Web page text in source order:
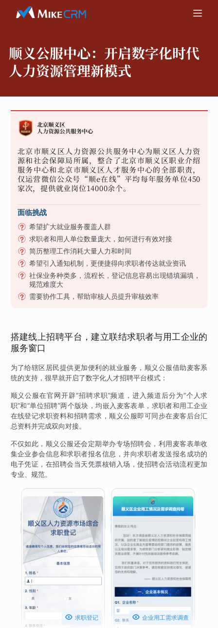
顺义公服中心： 开启数字化时代
人力资源管理新模式
北京市顺义区人力资源公共服务中心为顺义区人力资
源和社会保障局所属，整合了北京市顺义区职业介绍
服务中心和北京市顺义区人才服务中心的全部职责，
仅运营微信公众号“顺e在线”平均每年服务单位450
家次，提供就业岗位14000余个。
面临挑战
希望扩大就业服务覆盖人群
求职者和用人单位数量庞大，如何进行有效对接
简历整理工作消耗大量人力和时间
希望引入通知机制，更便捷得向求职者传达就业资讯
社保业务种类多，流程长，登记信息容易出现错填漏填，
规范难度大
需要协作工具，帮助审核人员提升审核效率
搭建线上招聘平台，建立联结求职者与用工企业的
服务窗口
为了给辖区居民提供更加便利的就业服务，顺义公服借助麦客系
统的支持，很早就开启了数字化人才招聘平台模式：
顺义公服在官网开辟“招聘求职”频道，进入频道后分为“个人求
职”和“单位招聘”两个版块，均嵌入麦客表单，求职者和用工企业
在线登记求职资料和招聘需求，顺义公服即可同步在麦客后台汇
总资料并完成双向对接。
不仅如此，顺义公服还会定期举办专场招聘会，利用麦客表单收
集企业参会信息和求职者报名信息，并向求职者发送报名成功的
电子凭证，在招聘会当天凭票核销入场，使招聘会活动流程更加
专业、规范。
 求职登记  企业用工需求调查